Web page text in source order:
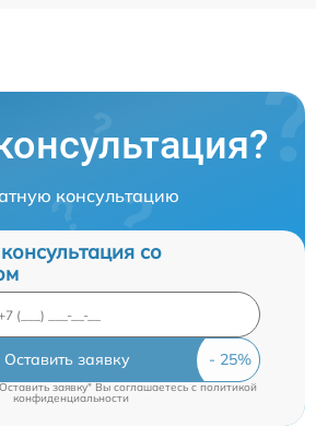
консультацию
со
Оставить заявку
заявку" Вы соглашаетесь c политикой
конфиденциальности